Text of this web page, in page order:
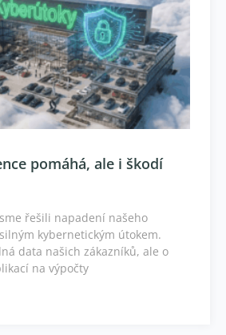
pomáhá, ale i škodí
řešili napadení našeho
kybernetickým útokem.
data našich zákazníků, ale o
na výpočty